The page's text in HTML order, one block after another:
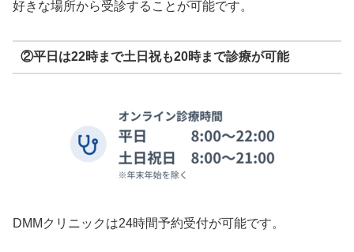
好きな場所から受診することが可能です。
②平日は22時まで土日祝も20時まで診療が可能
DMMクリニックは24時間予約受付が可能です。